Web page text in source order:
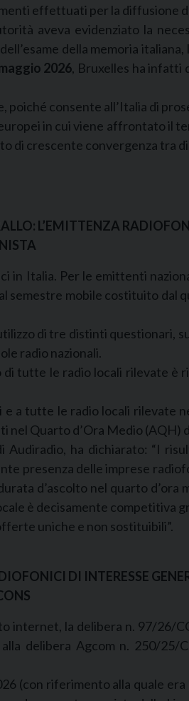
effettuati per la diffusione
aveva evidenziato la
della memoria
2026, Bruxelles ha infatti
consente all’Italia di
in cui viene affrontato il
di crescente convergenza tra
L’EMITTENZA
in Italia. Per le emittenti
semestre mobile costituito dal
di tre distinti questionari,
radio nazionali.
tutte le radio locali rilevate è
a tutte le radio locali rilevate
nel Quarto d’Ora Medio (AQH)
ha dichiarato: “I
presenza delle imprese
d’ascolto nel quarto d’ora
è decisamente competitiva
uniche e non sostituibili”.
DI INTERESSE
internet, la delibera n. 97/26/
delibera Agcom n. 250/25/
(con riferimento alla quale